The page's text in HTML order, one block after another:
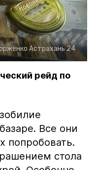
Астрахань 24
рейд по
Все они
попробовать.
стола